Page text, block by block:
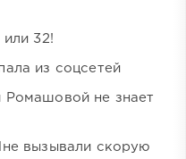
32!
из соцсетей
Ромашовой не знает
вызывали скорую